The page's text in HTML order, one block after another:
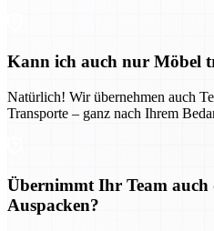
Kann ich auch nur Möbel
Natürlich! Wir übernehmen auch
Transporte – ganz nach Ihrem
Übernimmt Ihr Team auch
Auspacken?